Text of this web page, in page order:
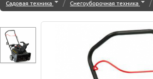
Садовая техника / Снегоуборочная техника /